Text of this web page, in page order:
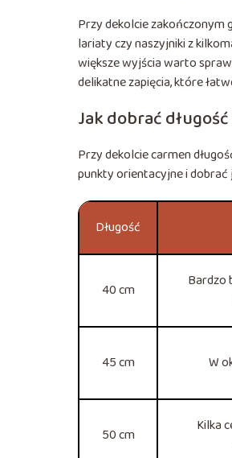
Przy dekolcie zakończonym
lariaty czy naszyjniki z
większe wyjścia warto
delikatne zapięcia, które
Jak dobrać
Przy dekolcie carmen
punkty orientacyjne i dobrać
Długość
40 cm
Bardzo
45 cm W
50 cm
Kilka